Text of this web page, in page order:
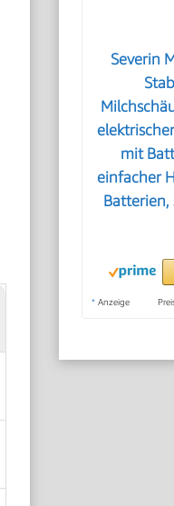
Severin
mit
einfacher
Batterien,
* Anzeige